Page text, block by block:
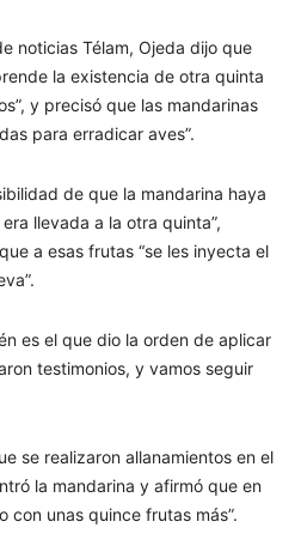
noticias Télam, Ojeda dijo que
la existencia de otra quinta
y precisó que las mandarinas
para erradicar aves”.
de que la mandarina haya
llevada a la otra quinta”,
a esas frutas “se les inyecta el
es el que dio la orden de aplicar
testimonios, y vamos seguir
se realizaron allanamientos en el
la mandarina y afirmó que en
con unas quince frutas más”.